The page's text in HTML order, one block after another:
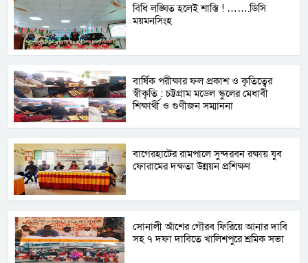
বিধি লঙ্ঘিত হলেই শাস্তি ! …….ডিসি
ময়মনসিংহ
বার্ষিক পরীক্ষার ফল প্রকাশ ও কৃতিত্বের
স্বীকৃতি : চট্টগ্রাম মডেল স্কুলের মেধাবী
শিক্ষার্থী ও গুণীজন সম্মাননা
বাগেরহাটের রামপালে সুন্দরবন রক্ষায় যুব
ফোরামের দক্ষতা উন্নয়ন প্রশিক্ষণ
সোনালী আঁশের গৌরব ফিরিয়ে আনার দাবি
সহ ৭ দফা দাবিতে খালিশপুরে শ্রমিক সভা